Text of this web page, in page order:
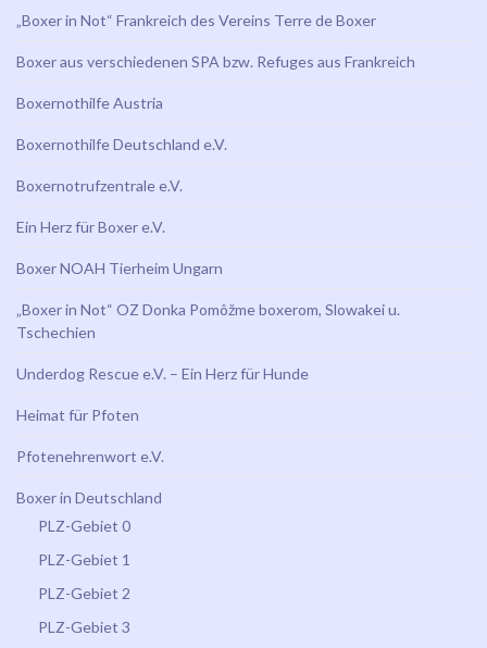
„Boxer in Not“ Frankreich des Vereins Terre de Boxer
Boxer aus verschiedenen SPA bzw. Refuges aus Frankreich
Boxernothilfe Austria
Boxernothilfe Deutschland e.V.
Boxernotrufzentrale e.V.
Ein Herz für Boxer e.V.
Boxer NOAH Tierheim Ungarn
„Boxer in Not“ OZ Donka Pomôžme boxerom, Slowakei u.
Tschechien
Underdog Rescue e.V. – Ein Herz für Hunde
Heimat für Pfoten
Pfotenehrenwort e.V.
Boxer in Deutschland
PLZ-Gebiet 0
PLZ-Gebiet 1
PLZ-Gebiet 2
PLZ-Gebiet 3